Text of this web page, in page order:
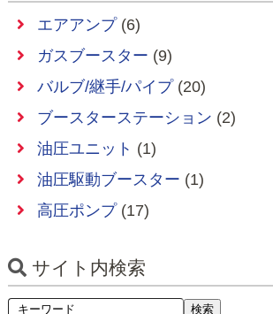
エアアンプ(6)
ガスブースター (9)
バルブ/継手/パイプ(20)
ブースターステーション (2)
油圧ユニット (1)
油圧駆動ブースター (1)
高圧ポンプ(17)
サイト内検索